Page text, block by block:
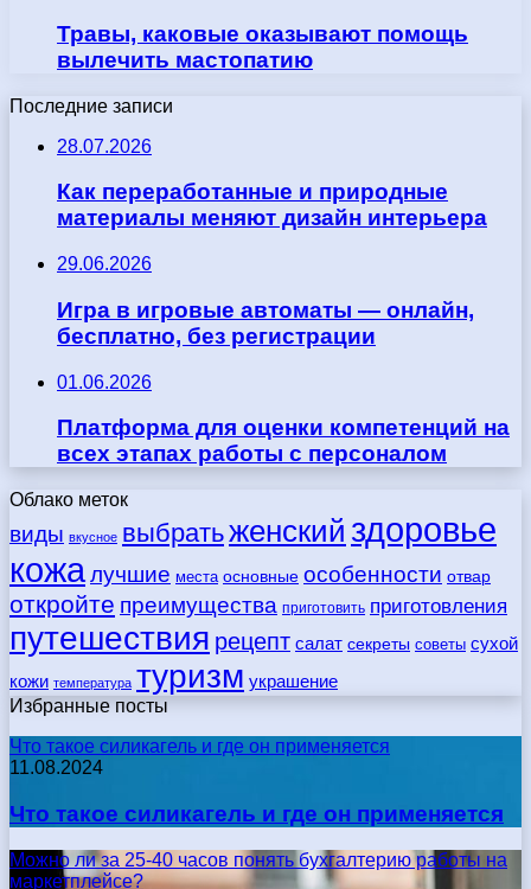
Травы, каковые оказывают помощь
вылечить мастопатию
Последние записи
28.07.2026
Как переработанные и природные
материалы меняют дизайн интерьера
29.06.2026
Игра в игровые автоматы — онлайн,
бесплатно, без регистрации
01.06.2026
Платформа для оценки компетенций на
всех этапах работы с персоналом
Облако меток
виды вкусное выбратьженский здоровье
кожалучшие места основные особенности отвар
откройте преимущества приготовить приготовления
путешествия рецепт салат секреты советы сухой
кожи температура туризм украшение
Избранные посты
Что такое силикагель и где он применяется
11.08.2024
Что такое силикагель и где он применяется
Можно ли за 25-40 часов понять бухгалтерию работы на
маркетплейсе?